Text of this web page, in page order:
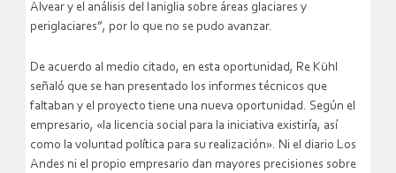
Alvear y el análisis del Ianiglia sobre áreas glaciares y
periglaciares”, por lo que no se pudo avanzar.
De acuerdo al medio citado, en esta oportunidad, Re Kühl
señaló que se han presentado los informes técnicos que
faltaban y el proyecto tiene una nueva oportunidad. Según el
empresario, «la licencia social para la iniciativa existiría, así
como la voluntad política para su realización». Ni el diario Los
Andes ni el propio empresario dan mayores precisiones sobre